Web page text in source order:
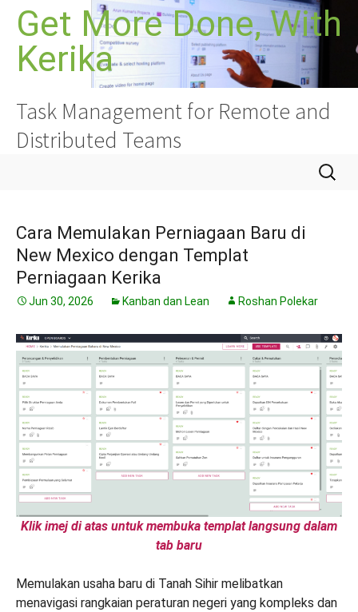
Langkau
kandungan
Get More Done, With
Kerika
Task Management for Remote and
Distributed Teams
Cari:
Cara Memulakan Perniagaan Baru di
New Mexico dengan Templat
Perniagaan Kerika
Jun 30, 2026 Kanban dan Lean Roshan Polekar
Klik imej di atas untuk membuka templat langsung dalam
tab baru
Memulakan usaha baru di Tanah Sihir melibatkan
menavigasi rangkaian peraturan negeri yang kompleks dan